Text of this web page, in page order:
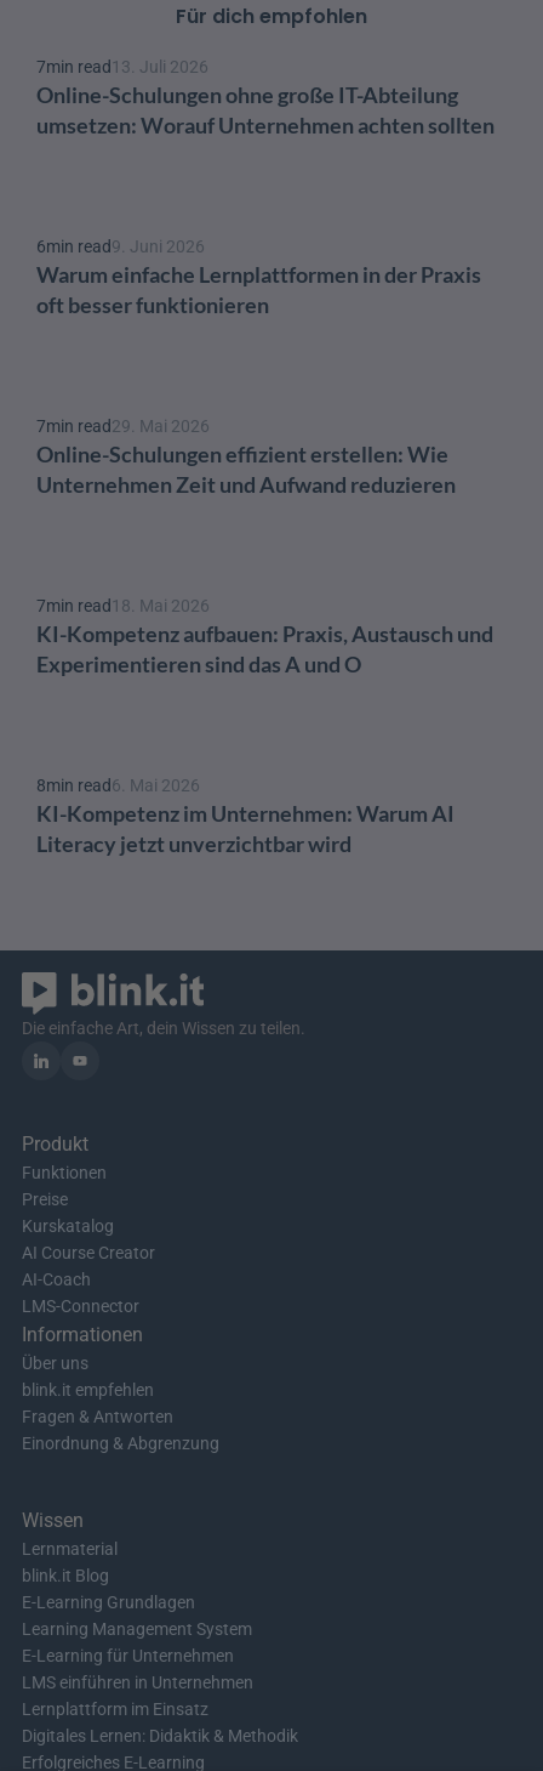
Für dich empfohlen
7min read13. Juli 2026
Online-Schulungen ohne große IT-Abteilung
umsetzen: Worauf Unternehmen achten sollten
6min read9. Juni 2026
Warum einfache Lernplattformen in der Praxis
oft besser funktionieren
7min read29. Mai 2026
Online-Schulungen effizient erstellen: Wie
Unternehmen Zeit und Aufwand reduzieren
7min read18. Mai 2026
KI-Kompetenz aufbauen: Praxis, Austausch und
Experimentieren sind das A und O
8min read6. Mai 2026
KI-Kompetenz im Unternehmen: Warum AI
Literacy jetzt unverzichtbar wird
Die einfache Art, dein Wissen zu teilen.
Produkt
Funktionen
Preise
Kurskatalog
AI Course Creator
AI-Coach
LMS-Connector
Informationen
Über uns
blink.it empfehlen
Fragen & Antworten
Einordnung & Abgrenzung
Wissen
Lernmaterial
blink.it Blog
E-Learning Grundlagen
Learning Management System
E-Learning für Unternehmen
LMS einführen in Unternehmen
Lernplattform im Einsatz
Digitales Lernen: Didaktik & Methodik
Erfolgreiches E-Learning